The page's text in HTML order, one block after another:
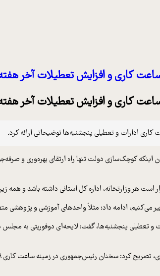
کاری و افزایش تعطیلات آخر
کاری و افزایش تعطیلات آخر
ادارات و تعطیلی پنجشنبه‌ها توضیحاتی ارائه کرد.
اینکه کوچک‌سازی دولت تنها راه ارتقای بهره‌وری
هر وزارتخانه، اداره کل استانی داشته باشد و همه
می‌کنیم، ادامه داد: مثلاً واحدهای آموزشی و پژوهشی
و تعطیلی پنجشنبه‌ها، گفت: لایحه‌ای دوفوریتی